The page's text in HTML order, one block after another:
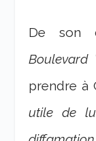
De son
Boulevard
prendre à
utile de